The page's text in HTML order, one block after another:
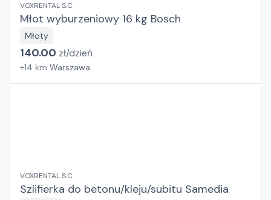
VOXRENTAL S.C
Młot wyburzeniowy 16 kg Bosch
Młoty
140.00 zł/dzień
+14 km Warszawa
VOXRENTAL S.C
Szlifierka do betonu/kleju/subitu Samedia